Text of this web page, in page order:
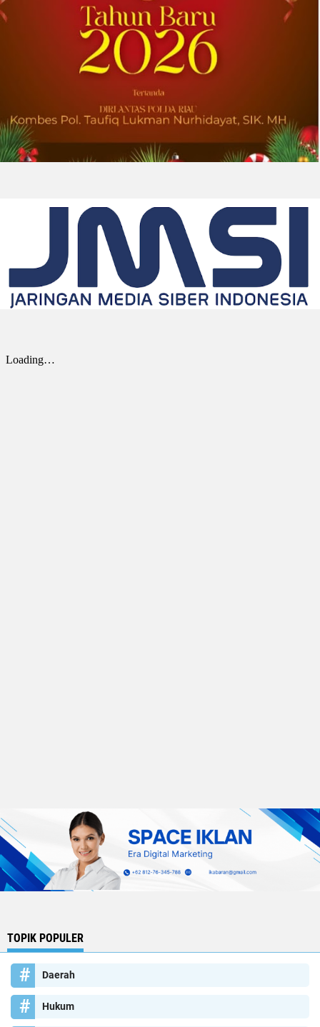
2026-08-01 00:27:35| Source:
Univar Solutions Mengapresiasi Mitra
Awards Tahunan
DOWNERS GROVE, Illinois, Aug. 01, 2026
(GLOBE NEWSWIRE) -- Univar Solutions LLC
(“Univar Solutions” atau “Perusahaan”),
penyedia solusi global terkemuka bagi
TOPIK POPULER
Daerah
Hukum